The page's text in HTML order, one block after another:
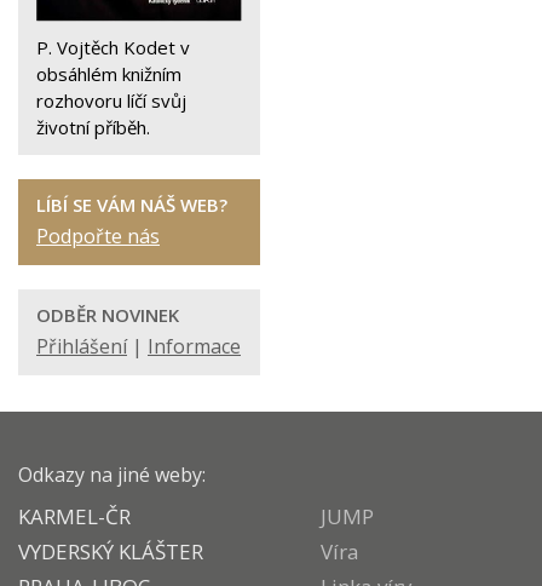
P. Vojtěch Kodet v
obsáhlém knižním
rozhovoru líčí svůj
životní příběh.
LÍBÍ SE VÁM NÁŠ WEB?
Podpořte nás
ODBĚR NOVINEK
Přihlášení| Informace
Odkazy na jiné weby:
KARMEL-ČR
VYDERSKÝ KLÁŠTER
JUMP
Víra